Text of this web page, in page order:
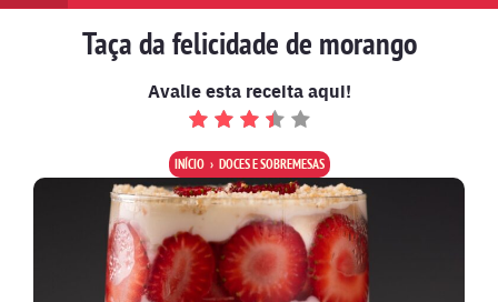
Taça da felicidade de morango
Avalie esta receita aqui!
INÍCIO DOCES E SOBREMESAS